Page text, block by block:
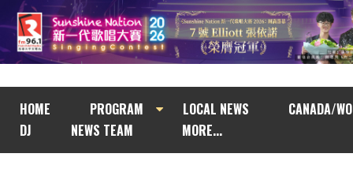
HOME PROGRAM LOCAL NEWS
CANADA/
DJ
NEWS TEAM MORE...